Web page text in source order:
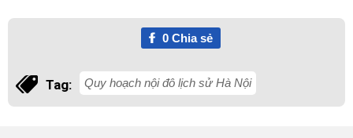
0Chia sẻ
Tag: Quy hoạch nội đô lịch sử Hà Nội